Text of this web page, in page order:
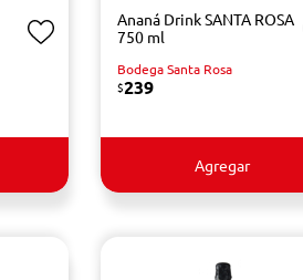
Ananá Drink SANTA ROSA
750 ml
Bodega Santa Rosa
$239
Agregar